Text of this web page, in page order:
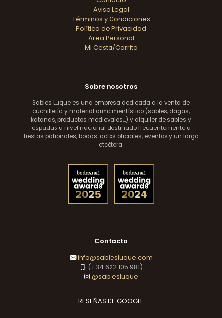
Aviso Legal
Términos y Condiciones
Política de Privacidad
Area Personal
Mi Cesta/Carrito
Sobre nosotros
Sables Luque es una empresa dedicada a la venta de
cuchillería y material armamentístico (sables, dagas,
katanas, productos medievales...) y alquiler de sables y
espadas a nivel nacional destinado frecuentemente a
fiestas patronales, bodas. actos oficiales, eventos y un largo
etcétera.
Contacto
info@sablesluque.com
(+34 622 105 981)
@sablesluque
RESEÑAS DE GOOGLE